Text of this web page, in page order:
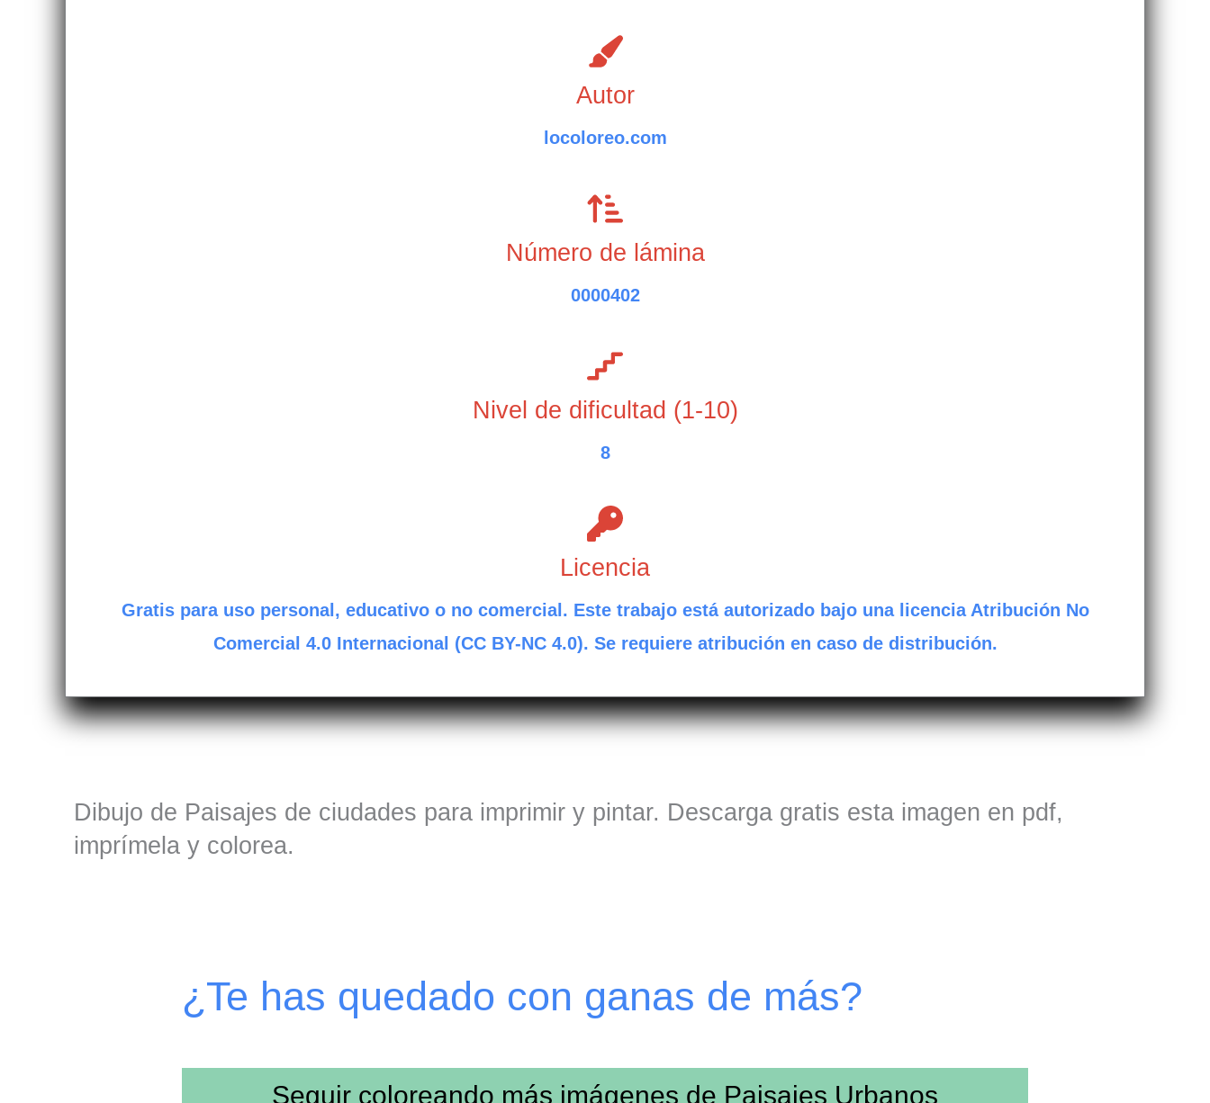
Autor
locoloreo.com
Número de lámina
0000402
Nivel de dificultad (1-10)
8
Licencia
Gratis para uso personal, educativo o no comercial. Este trabajo está autorizado bajo una licencia Atribución No
Comercial 4.0 Internacional (CC BY-NC 4.0). Se requiere atribución en caso de distribución.
Dibujo de Paisajes de ciudades para imprimir y pintar. Descarga gratis esta imagen en pdf,
imprímela y colorea.
¿Te has quedado con ganas de más?
Seguir coloreando más imágenes de Paisajes Urbanos